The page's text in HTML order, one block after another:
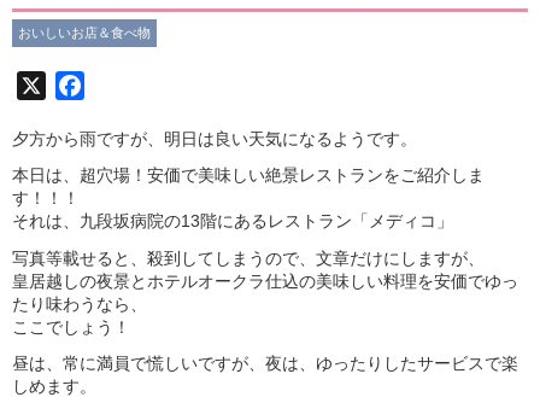
おいしいお店＆食べ物
夕方から雨ですが、明日は良い天気になるようです。
本日は、超穴場！安価で美味しい絶景レストランをご紹介しま
す！！！
それは、九段坂病院の13階にあるレストラン「メディコ」
写真等載せると、殺到してしまうので、文章だけにしますが、
皇居越しの夜景とホテルオークラ仕込の美味しい料理を安価でゆっ
たり味わうなら、
ここでしょう！
昼は、常に満員で慌しいですが、夜は、ゆったりしたサービスで楽
しめます。